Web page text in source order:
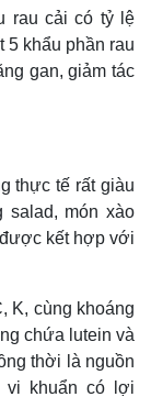
rau cải có tỷ lệ
5 khẩu phần rau
gan, giảm tác
thực tế rất giàu
salad, món xào
kết hợp với
K, cùng khoáng
chứa lutein và
thời là nguồn
vi khuẩn có lợi